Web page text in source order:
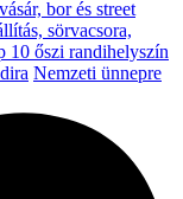
bor és street
sörvacsora,
10 őszi randihelyszín
Nemzeti ünnepre